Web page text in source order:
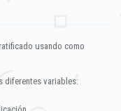
usando como
diferentes variables: